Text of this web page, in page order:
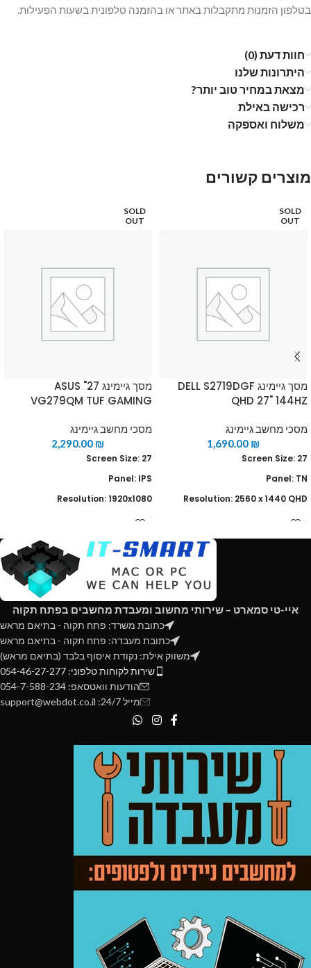
בטלפון הזמנות מתקבלות באתר או בהזמנה טלפונית בשעות הפעילות.
חוות דעת (0)
היתרונות שלנו
מצאת במחיר טוב יותר?
רכישה באילת
משלוח ואספקה
מוצרים קשורים
SOLD
OUT
מסך גיימינג DELL S2719DGF
QHD 27" 144HZ
מסכי מחשב גיימינג
1,690.00 ₪
Screen Size: 27
Panel: TN
Resolution: 2560 x 1440 QHD
Curve: No
Frame Rate: 144Hz
Contrast Ratio: 1,000:1
SOLD
OUT
מסך גיימינג 27" ASUS
VG279QM TUF GAMING
מסכי מחשב גיימינג
2,290.00 ₪
Screen Size: 27
Panel: IPS
Resolution: 1920x1080
Curve: No
Frame Rate: 240Hz , 280Hz
(overclocking)
Response Time: 1ms
Contrast Ratio: 1000 :1
Brightness: 400 nits
Color Gamut: 99%
HDMI(v2.0) x2, DisplayPort 1.2
איי-טי סמארט – שירותי מחשוב ומעבדת מחשבים בפתח תקוה
כתובת משרד: פתח תקוה - בתיאם מראש
כתובת מעבדה: פתח תקוה - בתיאם מראש
משווק אילת: נקודת איסוף בלבד (בתיאם מראש)
שירות לקוחות טלפוני: 054-46-27-277
הודעות וואטסאפ: 054-7-588-234
מייל 24/7: support@webdot.co.il